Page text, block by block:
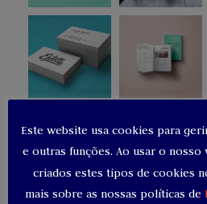
Este website usa cookies para
e outras funções. Ao usar o nosso
criados estes tipos de cookies
mais sobre as nossas políticas de